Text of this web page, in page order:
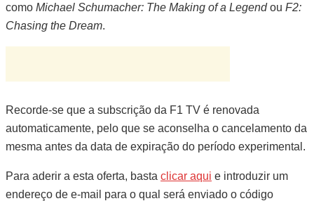
como Michael Schumacher: The Making of a Legendou F2:
Chasing the Dream.
Recorde-se que a subscrição da F1 TV é renovada
automaticamente, pelo que se aconselha o cancelamento da
mesma antes da data de expiração do período experimental.
Para aderir a esta oferta, basta clicar aqui e introduzir um
endereço de e-mail para o qual será enviado o código